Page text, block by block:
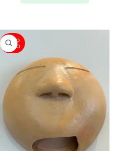
ESGO
TADO